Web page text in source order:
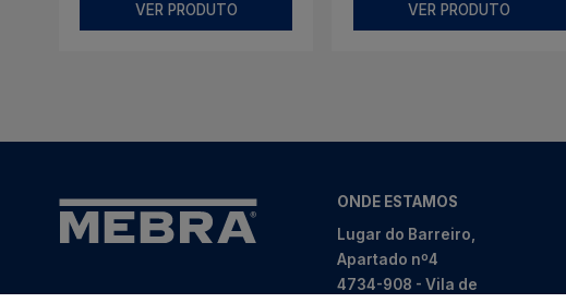
VER PRODUTO VER PRODUTO
ONDE ESTAMOS
Lugar do Barreiro,
Apartado nº4
4734-908 - Vila de